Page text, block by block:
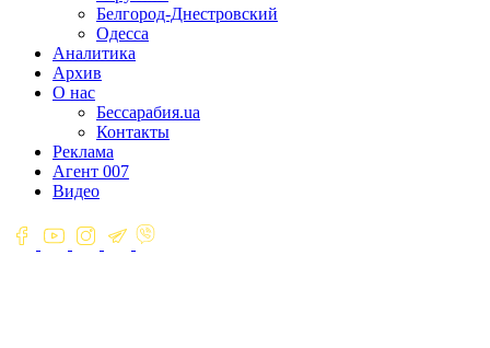
Белгород-Днестровский
Одесса
Аналитика
Архив
О нас
Бессарабия.ua
Контакты
Реклама
Агент 007
Видео